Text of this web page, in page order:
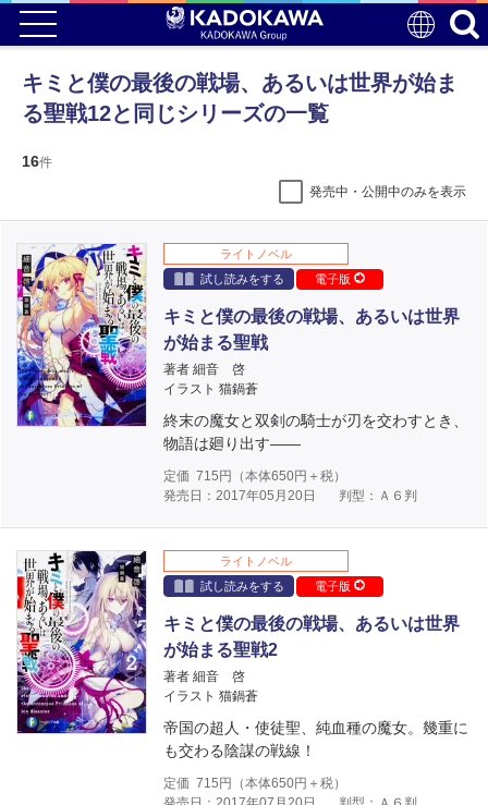
キミと僕の最後の戦場、あるいは世界が始ま
る聖戦12と同じシリーズの一覧
16件
発売中・公開中のみを表示
ライトノベル
試し読みをする
電子版
キミと僕の最後の戦場、あるいは世界
が始まる聖戦
著者 細音 啓
イラスト 猫鍋蒼
終末の魔女と双剣の騎士が刃を交わすとき、
物語は廻り出す――
定価 715 円（本体650円＋税）
発売日：2017年05月20日
判型：Ａ６判
ライトノベル
試し読みをする
電子版
キミと僕の最後の戦場、あるいは世界
が始まる聖戦2
著者 細音 啓
イラスト 猫鍋蒼
帝国の超人・使徒聖、純血種の魔女。幾重に
も交わる陰謀の戦線！
定価 715 円（本体650円＋税）